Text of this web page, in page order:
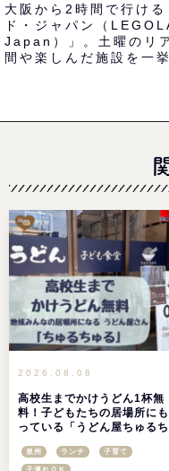
大阪から2時間で行ける
ド・ジャパン（
Japan）」。土曜のリ
間や楽しんだ施設を一
2026.08.08
高校生までかけうどん1杯無
料！子どもたちの居場所に
っている「うどん屋ちゅる
泉州 ランチ 子育て